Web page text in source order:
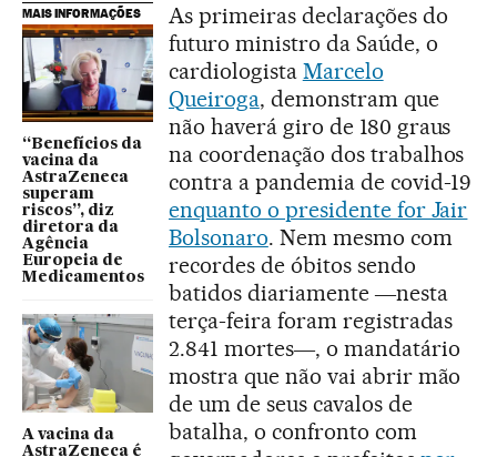
MAIS INFORMAÇÕES
“Benefícios da
vacina da
AstraZeneca
superam
riscos”, diz
diretora da
Agência
Europeia de
Medicamentos
A vacina da
AstraZeneca é
As primeiras declarações do
futuro ministro da Saúde, o
cardiologista Marcelo
Queiroga, demonstram que
não haverá giro de 180 graus
na coordenação dos trabalhos
contra a pandemia de covid-19
enquanto o presidente for Jair
Bolsonaro. Nem mesmo com
recordes de óbitos sendo
batidos diariamente ―nesta
terça-feira foram registradas
2.841 mortes―, o mandatário
mostra que não vai abrir mão
de um de seus cavalos de
batalha, o confronto com